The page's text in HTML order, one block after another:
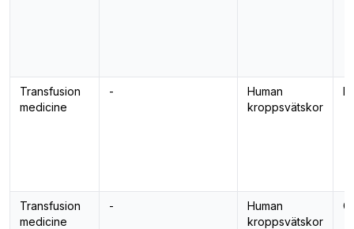
Transfusion
medicine
-
Human
kroppsvätskor
Transfusion
medicine
-
Human
kroppsvätskor